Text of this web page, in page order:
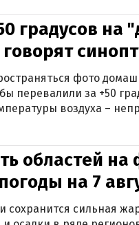
градусов на
фото
перевалили за +50
воздуха –
областей на
на 7
сохранится сильная